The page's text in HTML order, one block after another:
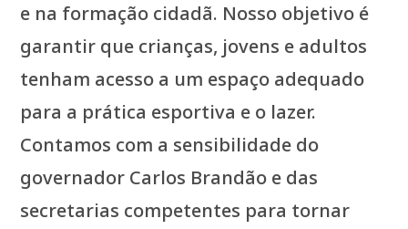
e na formação cidadã. Nosso objetivo é
garantir que crianças, jovens e adultos
tenham acesso a um espaço adequado
para a prática esportiva e o lazer.
Contamos com a sensibilidade do
governador Carlos Brandão e das
secretarias competentes para tornar